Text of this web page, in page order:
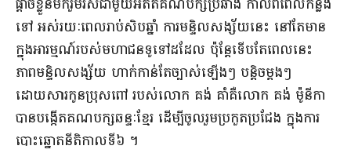
ទៅ អស់​រយៈពេល​រាប់​សិប​ឆ្នាំ ការមន្ទិលសង្ស័យ​នេះ នៅតែ​មាន​
ក្នុង​អារម្មណ៍​របស់​មហាជន​ទូទៅ​ដដែល ប៉ុន្តែ​ទើប​តែ​ពេលនេះ
ភាពមន្ទិលសង្ស័យ ហាក់​កាន់តែច្បាស់​ឡើងៗ បន្តិច​ម្តងៗ
ដោយសារ​កូន​ប្រុស​ពៅ របស់លោក គង់ គាំ​គឺ​លោក គង់ ម៉ូ​នី​កា
បាន​បង្កើត​គណបក្ស​ឆន្ទៈ​ខ្មែរ ដើម្បី​ចូលរួម​ប្រកួតប្រជែង ក្នុង​ការ
បោះឆ្នោត​នីតិកាល​ទី​៦ ។​